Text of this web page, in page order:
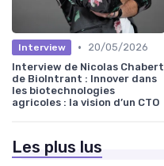
Interview •
20/05/2026
Interview de Nicolas Chabert
de BioIntrant : Innover dans
les biotechnologies
agricoles : la vision d’un CTO
Les plus lus